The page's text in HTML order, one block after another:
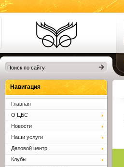
Библиотеки
Клина. Клинская
ЦБС.
Навигация
Главная
О ЦБС
Новости
Наши услуги
Деловой центр
Клубы